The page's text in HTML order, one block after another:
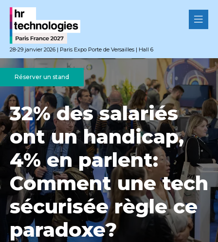
28-29 janvier 2026 | Paris Expo Porte de Versailles | Hall 6
Réserver un stand
32% des salariés
ont un handicap,
4% en parlent:
Comment une tech
sécurisée règle ce
paradoxe?